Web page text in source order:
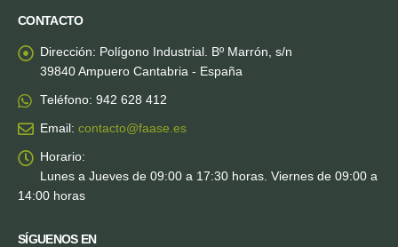
CONTACTO
Dirección: Polígono Industrial. Bº Marrón, s/n
39840 Ampuero Cantabria - España
Teléfono: 942 628 412
Email: contacto@faase.es
Horario:
Lunes a Jueves de 09:00 a 17:30 horas. Viernes de 09:00 a
14:00 horas
SÍGUENOS EN